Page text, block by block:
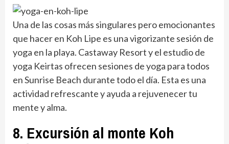
Una de las cosas más singulares pero emocionantes
que hacer en Koh Lipe es una vigorizante sesión de
yoga en la playa. Castaway Resort y el estudio de
yoga Keirtas ofrecen sesiones de yoga para todos
en Sunrise Beach durante todo el día. Esta es una
actividad refrescante y ayuda a rejuvenecer tu
mente y alma.
8. Excursión al monte Koh